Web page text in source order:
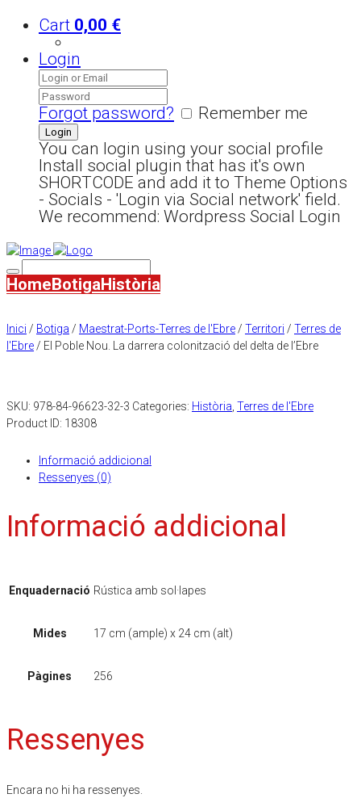
Cart 0,00 €
Login
Forgot password?
Remember me
You can login using your social profile
Install social plugin that has it's own
SHORTCODE and add it to Theme Options
- Socials - 'Login via Social network' field.
We recommend: Wordpress Social Login
HomeBotigaHistòria
Inici / Botiga / Maestrat-Ports-Terres de l'Ebre / Territori / Terres de
l'Ebre / El Poble Nou. La darrera colonització del delta de l’Ebre
SKU: 978-84-96623-32-3 Categories: Història Terres de l'Ebre
Product ID: 18308
Informació addicional
Ressenyes (0)
Informació addicional
Enquadernació Rústica amb sol·lapes
Mides 17 cm (ample) x 24 cm (alt)
Pàgines 256
Ressenyes
Encara no hi ha ressenyes.